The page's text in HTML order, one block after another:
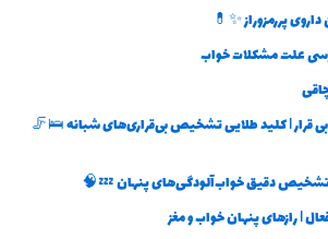
داروی پررمزوراز ✨💊
علت مشکلات خواب
قرار | کلید طلایی تشخیص بی‌قراری‌های شبانه 🛌🦵
تشخیص دقیق خواب‌آلودگی‌های پنهان 💤🧠
| رازهای پنهان خواب و مغز